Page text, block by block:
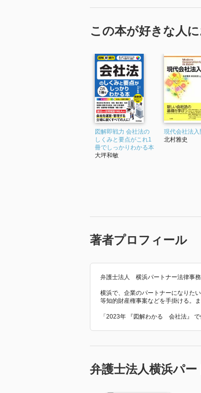
この本が好きな人
図解即戦力 会社法の
しくみと要点がこれ1
冊でしっかりわかる本
大坪和敏
現代会社法入
北村雅史
著者プロフィール
弁護士法人 横浜パートナー法律事
横浜で、企業のパートナーになりた
等知的財産権事案などを手掛ける。
「2023年 『図解わかる 会社法』
弁護士法人横浜パ